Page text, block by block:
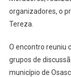
organizadores, o
Tereza.
O encontro reuniu
grupos de
município de